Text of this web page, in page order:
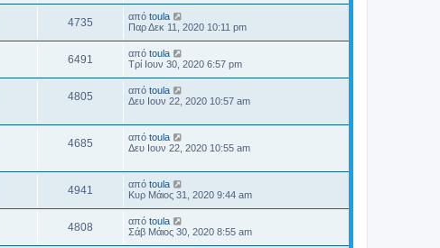
4735 από toula
Παρ Δεκ 11, 2020 10:11 pm
6491 από toula
Τρί Ιουν 30, 2020 6:57 pm
4805 από toula
Δευ Ιουν 22, 2020 10:57 am
4685 από toula
Δευ Ιουν 22, 2020 10:55 am
4941 από toula
Κυρ Μάιος 31, 2020 9:44 am
4808 από toula
Σάβ Μάιος 30, 2020 8:55 am